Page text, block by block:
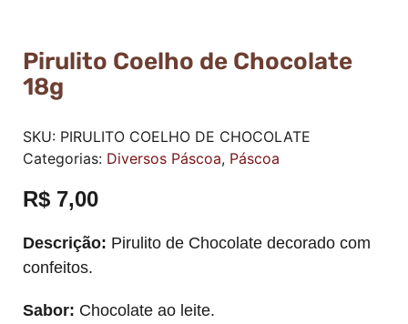
Pirulito Coelho de Chocolate
18g
SKU: PIRULITO COELHO DE CHOCOLATE
Categorias: Diversos Páscoa, Páscoa
R$ 7,00
Descrição: Pirulito de Chocolate decorado com
confeitos.
Sabor: Chocolate ao leite.